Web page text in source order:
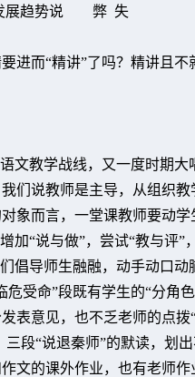
展趋势说 弊 失
进而“精讲”了吗？精讲且不
文教学战线，又一度时期
们说教师是主导，从组织
象而言，一堂课教师要动
加“说与做”，尝试“教与评
倡导师生融融，动手动口
危受命”段既有学生的“分角
表意见，也不乏老师的点
三段“说退秦师”的默读，划
文的课外作业，也有老师